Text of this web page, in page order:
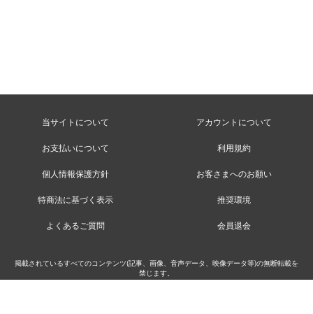
当サイトについて アカウントについて
お支払いについて 利用規約
個人情報保護方針 お客さまへのお願い
特商法に基づく表示 推奨環境
よくあるご質問 会員退会
掲載されているすべてのコンテンツ(記事、画像、音声データ、映像データ等)の無断転載を
禁じます。